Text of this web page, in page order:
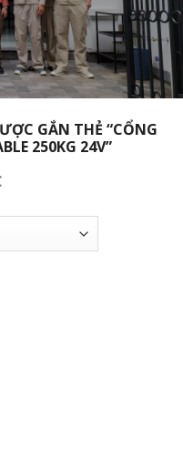
GẮN THẺ “CỔNG
250KG 24V”